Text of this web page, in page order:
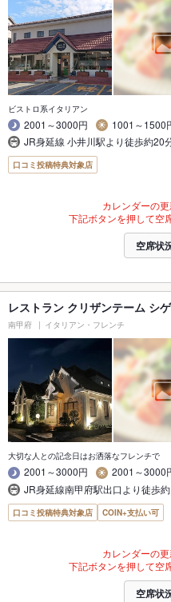
ビストロ系イタリアン
2001～3000円
1001～1500
JR身延線 小井川駅より徒歩約20
口コミ投稿特典対象店
カレンダーの更
下記ボタンを押して空
空席状
レストラン クリザンテーム シ
南甲府 イタリアン・フレンチ
大切な人との記念日はお洒落なフレンチで
2001～3000円
2001～3000
JR身延線南甲府駅出口より徒歩
口コミ投稿特典対象店 COIN+支払い可
カレンダーの更
下記ボタンを押して空
空席状